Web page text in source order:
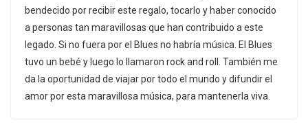
bendecido por recibir este regalo, tocarlo y haber conocido
a personas tan maravillosas que han contribuido a este
legado. Si no fuera por el Blues no habría música. El Blues
tuvo un bebé y luego lo llamaron rock and roll. También me
da la oportunidad de viajar por todo el mundo y difundir el
amor por esta maravillosa música, para mantenerla viva.